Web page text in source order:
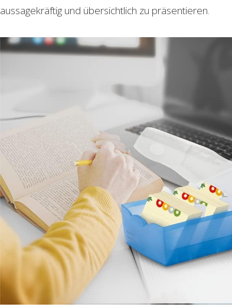
aussagekräftig und übersichtlich zu präsentieren.